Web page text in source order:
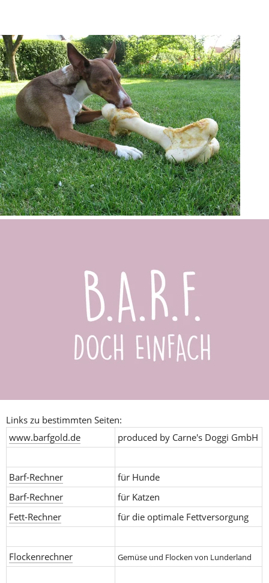
Links zu bestimmten Seiten:
www.barfgold.de
produced by Carne's Doggi GmbH
Barf-Rechner
für Hunde
Barf-Rechner
für Katzen
Fett-Rechner
für die optimale Fettversorgung
Flockenrechner Gemüse und Flocken von Lunderland